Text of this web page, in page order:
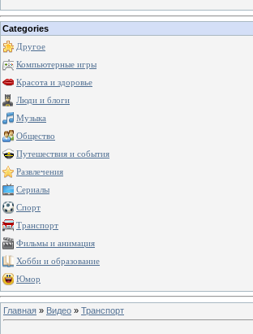
Categories
Другое
Компьютерные игры
Красота и здоровье
Люди и блоги
Музыка
Общество
Путешествия и события
Развлечения
Сериалы
Спорт
Транспорт
Фильмы и анимация
Хобби и образование
Юмор
Главная » Видео » Транспорт